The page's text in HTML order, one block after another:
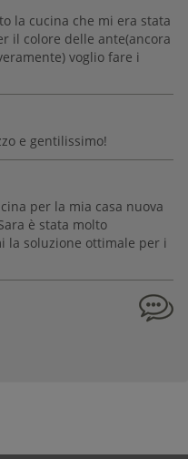
la cucina che mi era stata
il colore delle ante(ancora
voglio fare i
e gentilissimo!
per la mia casa nuova
è stata molto
la soluzione ottimale per i